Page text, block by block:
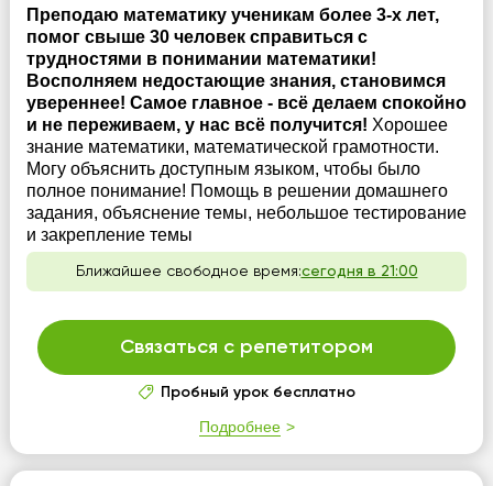
Преподаю математику ученикам более 3-х лет,
помог свыше 30 человек справиться с
трудностями в понимании математики!
Восполняем недостающие знания, становимся
увереннее! Самое главное - всё делаем спокойно
и не переживаем, у нас всё получится! Хорошее
знание математики, математической грамотности.
Могу объяснить доступным языком, чтобы было
полное понимание! Помощь в решении домашнего
задания, объяснение темы, небольшое тестирование
и закрепление темы
Ближайшее свободное время:сегодня в 21:00
Связаться с репетитором
Пробный урок бесплатно
Подробнее